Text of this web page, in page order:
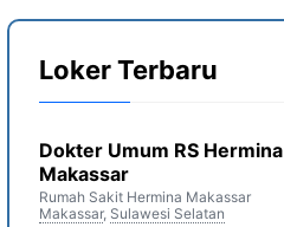
Loker Terbaru
Dokter Umum RS Hermina
Makassar
Rumah Sakit Hermina Makassar
Makassar, Sulawesi Selatan